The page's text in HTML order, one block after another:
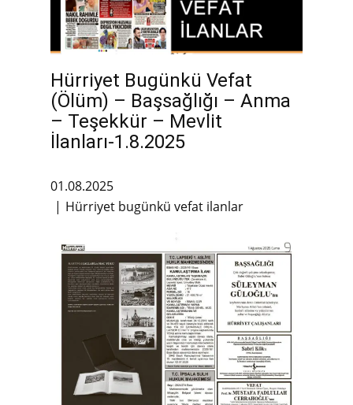
Hürriyet Bugünkü Vefat
(Ölüm) – Başsağlığı – Anma
– Teşekkür – Mevlit
İlanları-1.8.2025
01.08.2025
Hürriyet bugünkü vefat ilanlar